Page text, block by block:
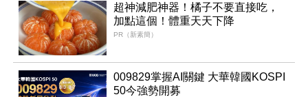
超神減肥神器！橘子不要直接吃，
加點這個！體重天天下降
PR（新素簡）
009829掌握AI關鍵 大華韓國KOSPI
50今強勢開募